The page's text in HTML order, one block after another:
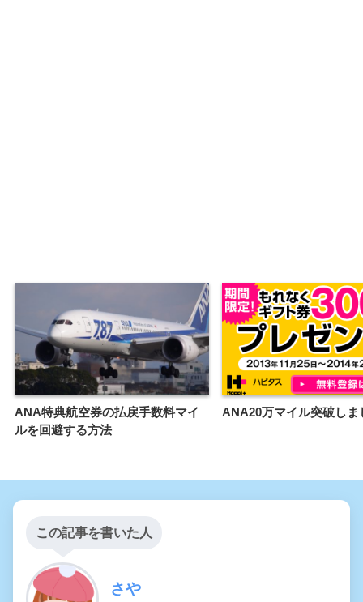
ANA特典航空券の払戻手数料マイ
ルを回避する方法
ANA20万マイル突破しま
この記事を書いた人
さや